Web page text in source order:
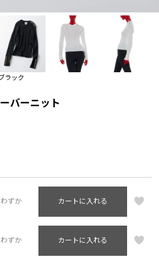
ラック
バーニット
ずか カートに入れる
ずか カートに入れる